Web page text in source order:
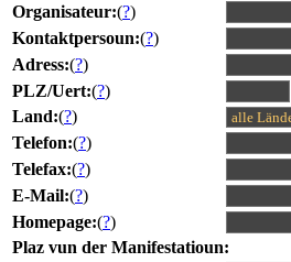
Organisateur:(?)
Kontaktpersoun:(?)
Adress:(?)
PLZ/Uert:(?)
Land:(?)
Telefon:(?)
Telefax:(?)
E-Mail:(?)
Homepage:(?)
Plaz vun der Manifestatioun: